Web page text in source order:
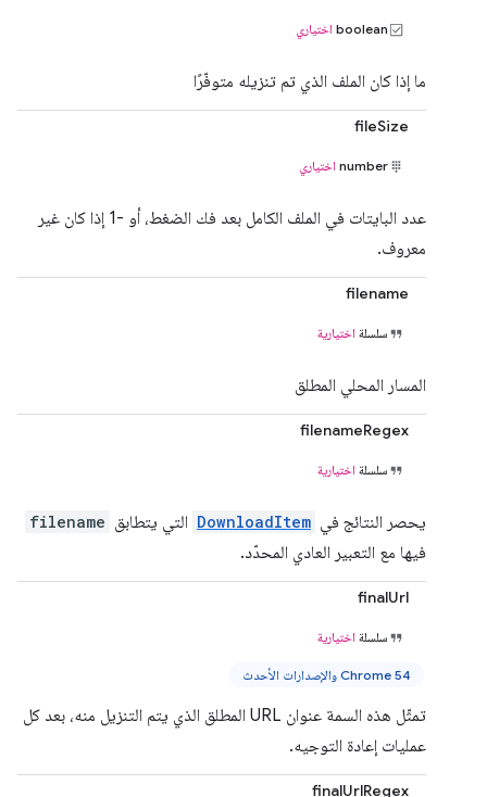
boolean اختياري
ما إذا كان الملف الذي تم تنزيله متوفّرًا
fileSize
number اختياري
عدد البايتات في الملف الكامل بعد فك الضغط، أو -1 إذا كان غير
معروف.
filename
سلسلة اختيارية
المسار المحلي المطلق
filenameRegex
سلسلة اختيارية
يحصر النتائج في DownloadItem التي يتطابق filename
فيها مع التعبير العادي المحدّد.
finalUrl
سلسلة اختيارية
Chrome 54 والإصدارات الأحدث
تمثّل هذه السمة عنوان URL المطلق الذي يتم التنزيل منه، بعد كل
عمليات إعادة التوجيه.
finalUrlRegex